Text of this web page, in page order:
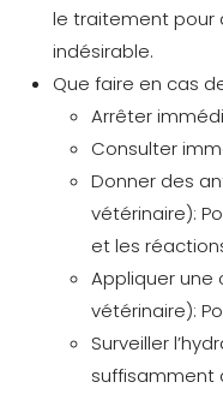
le traitement pour
indésirable.
Que faire en cas
Arrêter
Consulter
Donner des
vétérinaire):
et les
Appliquer une
vétérinaire):
Surveiller
suffisamment